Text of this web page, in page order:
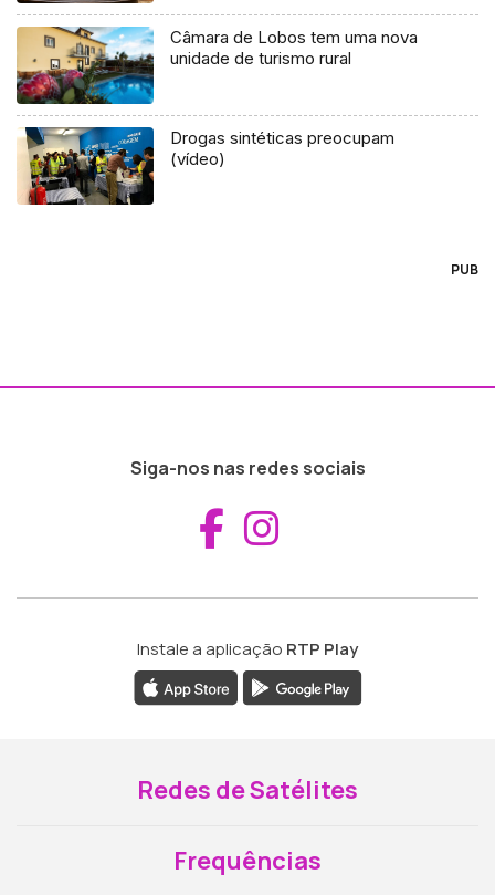
Câmara de Lobos tem uma nova
unidade de turismo rural
Drogas sintéticas preocupam
(vídeo)
PUB
Siga-nos nas redes sociais
Aceder ao
Instale a aplicação RTP Play
Redes de Satélites
Frequências